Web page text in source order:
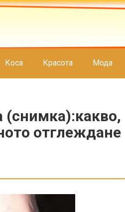
Коса Красота Мода
отглеждане